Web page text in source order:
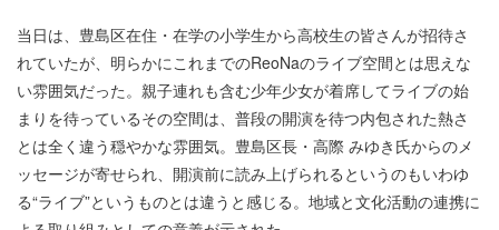
当日は、豊島区在住・在学の小学生から高校生の皆さんが招待さ
れていたが、明らかにこれまでのReoNaのライブ空間とは思えな
い雰囲気だった。親子連れも含む少年少女が着席してライブの始
まりを待っているその空間は、普段の開演を待つ内包された熱さ
とは全く違う穏やかな雰囲気。豊島区長・高際 みゆき氏からのメ
ッセージが寄せられ、開演前に読み上げられるというのもいわゆ
る“ライブ”というものとは違うと感じる。地域と文化活動の連携に